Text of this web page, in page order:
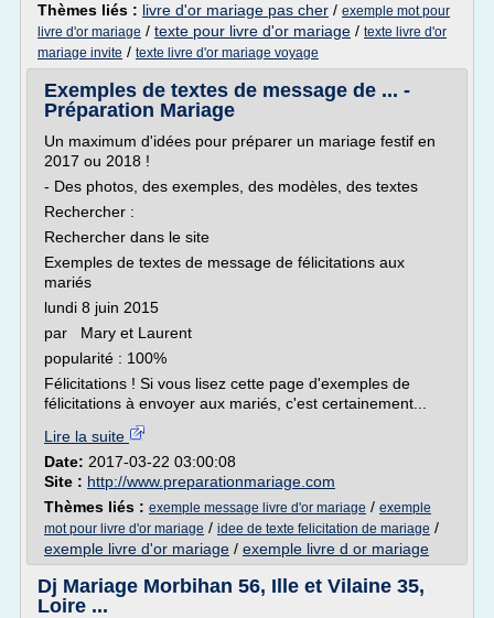
Thèmes liés : livre d'or mariage pas cher / exemple mot pour
livre d'or mariage / texte pour livre d'or mariage / texte livre d'or
mariage invite / texte livre d'or mariage voyage
Exemples de textes de message de ... -
Préparation Mariage
Un maximum d'idées pour préparer un mariage festif en
2017 ou 2018 !
- Des photos, des exemples, des modèles, des textes
Rechercher :
Rechercher dans le site
Exemples de textes de message de félicitations aux
mariés
lundi 8 juin 2015
par Mary et Laurent
popularité : 100%
Félicitations ! Si vous lisez cette page d'exemples de
félicitations à envoyer aux mariés, c'est certainement...
Lire la suite
Date: 2017-03-22 03:00:08
Site : http://www.preparationmariage.com
Thèmes liés : exemple message livre d'or mariage / exemple
mot pour livre d'or mariage / idee de texte felicitation de mariage /
exemple livre d'or mariage / exemple livre d or mariage
Dj Mariage Morbihan 56, Ille et Vilaine 35,
Loire ...